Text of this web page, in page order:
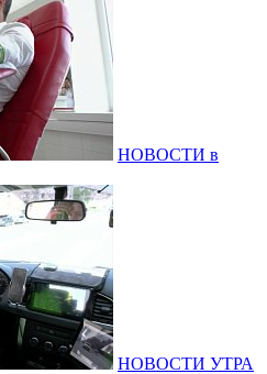
НОВОСТИ в
НОВОСТИ УТРА